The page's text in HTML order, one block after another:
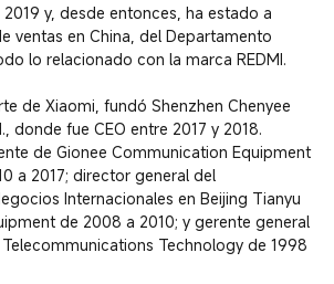
y, desde entonces, ha estado a
ventas en China, del Departamento
lo relacionado con la marca REDMI.
de Xiaomi, fundó Shenzhen Chenyee
donde fue CEO entre 2017 y 2018.
de Gionee Communication Equipment
a 2017; director general del
Internacionales en Beijing Tianyu
de 2008 a 2010; y gerente general
Technology de 1998